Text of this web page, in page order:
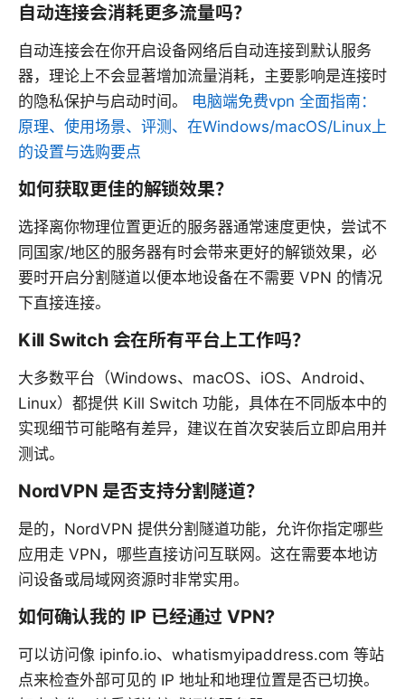
自动连接会消耗更多流量吗？
自动连接会在你开启设备网络后自动连接到默认服务
器，理论上不会显著增加流量消耗，主要影响是连接时
的隐私保护与启动时间。 电脑端免费vpn 全面指南：
原理、使用场景、评测、在Windows/macOS/Linux上
的设置与选购要点
如何获取更佳的解锁效果？
选择离你物理位置更近的服务器通常速度更快，尝试不
同国家/地区的服务器有时会带来更好的解锁效果，必
要时开启分割隧道以便本地设备在不需要 VPN 的情况
下直接连接。
Kill Switch 会在所有平台上工作吗？
大多数平台（Windows、macOS、iOS、Android、
Linux）都提供 Kill Switch 功能，具体在不同版本中的
实现细节可能略有差异，建议在首次安装后立即启用并
测试。
NordVPN 是否支持分割隧道？
是的，NordVPN 提供分割隧道功能，允许你指定哪些
应用走 VPN，哪些直接访问互联网。这在需要本地访
问设备或局域网资源时非常实用。
如何确认我的 IP 已经通过 VPN?
可以访问像 ipinfo.io、whatismyipaddress.com 等站
点来检查外部可见的 IP 地址和地理位置是否已切换。